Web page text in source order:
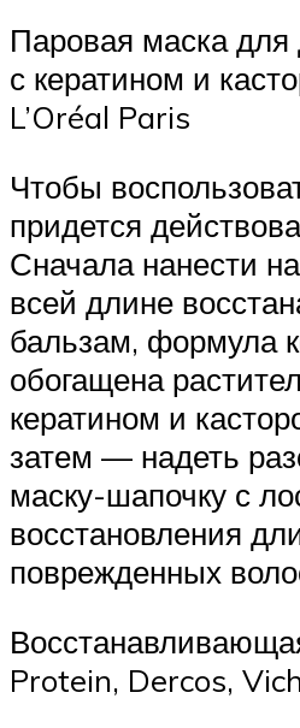
Паровая маска
с кератином и
L’Oréal Paris
Чтобы
придется
Сначала нанести
всей длине
бальзам, формула
обогащена
кератином и
затем — надеть
маску-шапочку с
восстановления
поврежденных
Protein, Dercos,